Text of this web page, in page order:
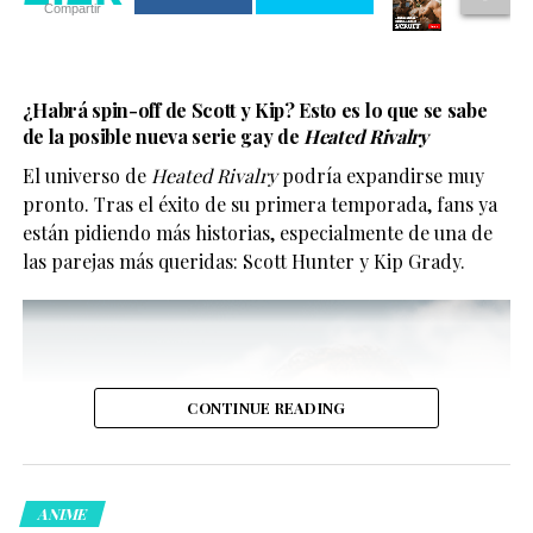
2.2k
Aunque aún no cuenta con fecha exacta de estreno, se
2.2k
Compartir
¿Habrá spin-off de Scott y Kip? Esto es lo que se sabe
de la posible nueva serie gay de Heated Rivalry
El universo de Heated Rivalrypodría expandirse muy
pronto. Tras el éxito de su primera temporada, fans ya
están pidiendo más historias, especialmente de una de
las parejas más queridas: Scott Hunter y Kip Grady.
CONTINUE READING
ANIME